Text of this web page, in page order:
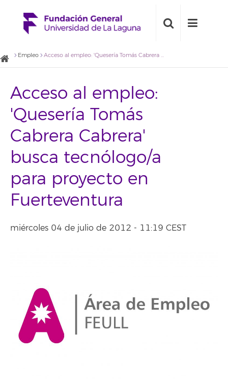
Empleo Acceso al empleo: 'Quesería Tomás Cabrera Cabrera' busca tecnólogo/a para proyecto en Fuerteventura
Acceso al empleo:
'Quesería Tomás
Cabrera Cabrera'
busca tecnólogo/a
para proyecto en
Fuerteventura
miércoles 04 de julio de 2012 - 11:19 CEST